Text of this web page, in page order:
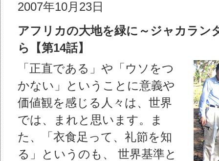
2007年10月23日
アフリカの大地を緑に～ジャカラン
ら【第14話】
「正直である」や「ウソをつ
かない」ということに意義や
価値観を感じる人々は、世界
では、まれと思います。ま
た、「衣食足って、礼節を知
る」というのも、 世界基準と